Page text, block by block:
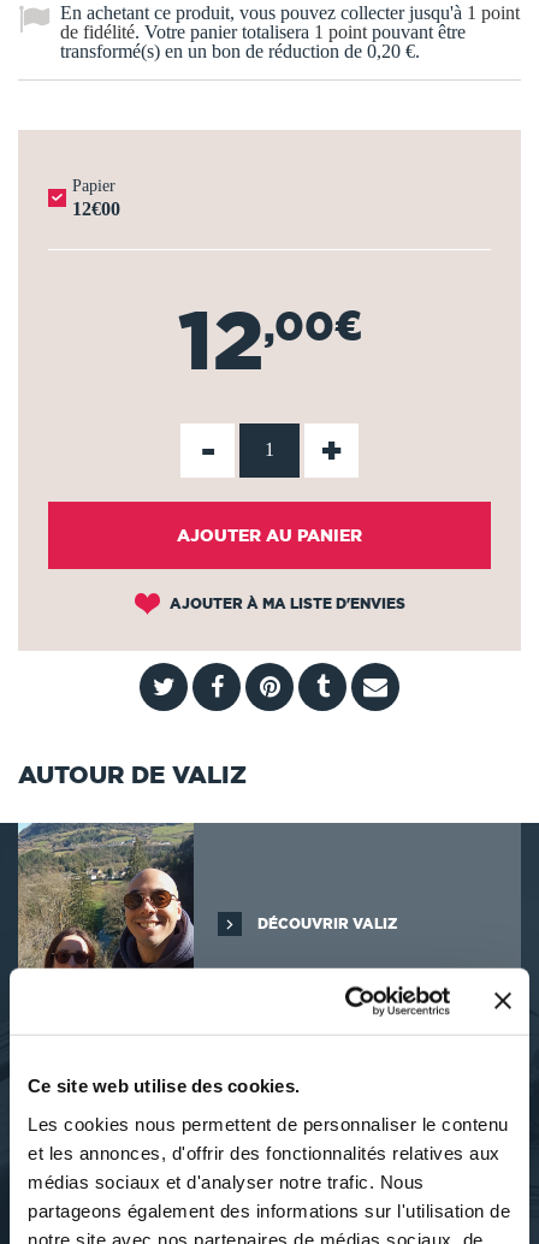
Ce site web utilise des cookies.
Les cookies nous permettent de personnaliser le contenu
et les annonces, d'offrir des fonctionnalités relatives aux
médias sociaux et d'analyser notre trafic. Nous
partageons également des informations sur l'utilisation de
notre site avec nos partenaires de médias sociaux, de
En achetant ce produit, vous pouvez collecter jusqu'à 1 point
de fidélité. Votre panier totalisera 1 point pouvant être
transformé(s) en un bon de réduction de 0,20 €.
Papier
12€00
12,00€
- +
AJOUTER AU PANIER
AJOUTER À MA LISTE D'ENVIES
AUTOUR DE VALIZ
DÉCOUVRIR VALIZ
À PROPOS DE L'AUTEUR
Valiz, c'est l'aventure de quatre mains et deux cerveaux !Nous
sommes Val, illustrateur, et Liz, autrice et enseignante. Ensemble,
nous créons des albums de coloriage à la fois ludiques et
pédagogiques, pensés pour découvrir le monde et le plaisir
d'apprendre. Chaque ouvrage est imaginé, écrit et illustré par nos